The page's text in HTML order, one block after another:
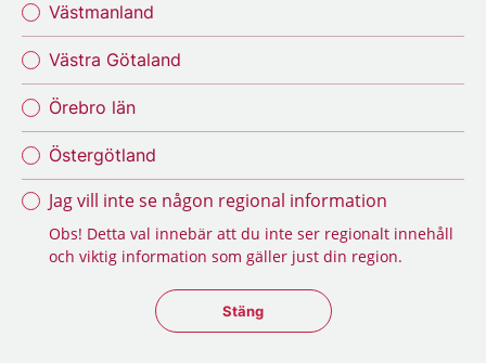
Västmanland
Västra Götaland
Örebro län
Östergötland
Jag vill inte se någon regional information
Obs! Detta val innebär att du inte ser regionalt innehåll
och viktig information som gäller just din region.
Stäng regionsväljaren
Stäng